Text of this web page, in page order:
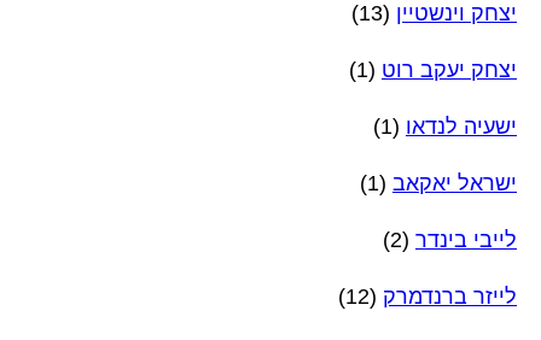
יצחק וינשטיין (13)
יצחק יעקב רוט (1)
ישעיה לנדאו (1)
ישראל יאקאב (1)
לייבי בינדר (2)
לייזר ברנדמרק (12)